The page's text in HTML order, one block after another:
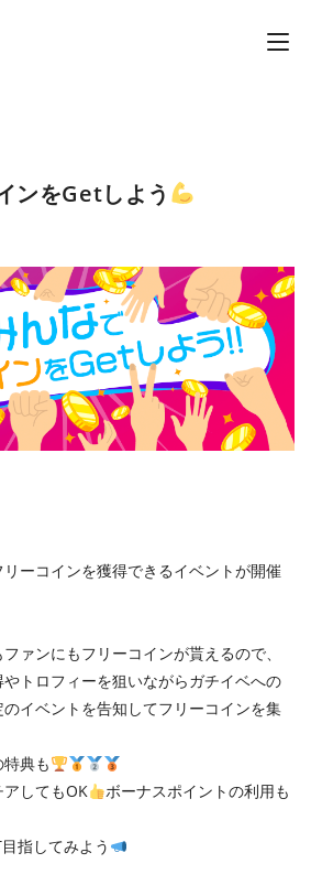
ンをGetしよう
ーコインを獲得できるイベントが開催
ァンにもフリーコインが貰えるので、
トロフィーを狙いながらガチイベへの
イベントを告知してフリーコインを集
典も
してもOK
ボーナスポイントの利用も
指してみよう